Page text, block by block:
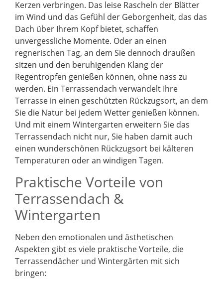
Kerzen verbringen. Das leise Rascheln der Blätter
im Wind und das Gefühl der Geborgenheit, das das
Dach über Ihrem Kopf bietet, schaffen
unvergessliche Momente. Oder an einen
regnerischen Tag, an dem Sie dennoch draußen
sitzen und den beruhigenden Klang der
Regentropfen genießen können, ohne nass zu
werden. Ein Terrassendach verwandelt Ihre
Terrasse in einen geschützten Rückzugsort, an dem
Sie die Natur bei jedem Wetter genießen können.
Und mit einem Wintergarten erweitern Sie das
Terrassendach nicht nur, Sie haben damit auch
einen wunderschönen Rückzugsort bei kälteren
Temperaturen oder an windigen Tagen.
Praktische Vorteile von
Terrassendach &
Wintergarten
Neben den emotionalen und ästhetischen
Aspekten gibt es viele praktische Vorteile, die
Terrassendächer und Wintergärten mit sich
bringen: